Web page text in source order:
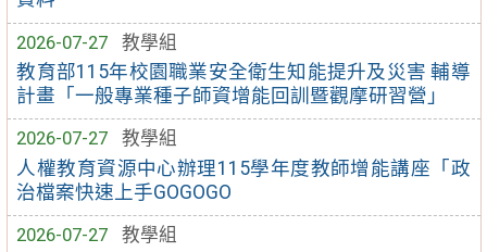
2026-07-27
教學組
教育部115年校園職業安全衛生知能提升及災害 輔導
計畫「一般專業種子師資增能回訓暨觀摩研習營」
2026-07-27
教學組
人權教育資源中心辦理115學年度教師增能講座「政
治檔案快速上手GOGOGO
2026-07-27
教學組